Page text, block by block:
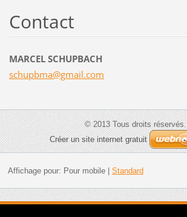
Contact
MARCEL SCHUPBACH
schupbma@gmail.com
© 2013 Tous droits réservés.
Créer un site internet gratuit
Affichage pour: Pour mobile| Standard